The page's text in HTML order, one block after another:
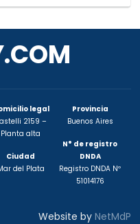
legal
2159 –
Planta alta
Ciudad
del Plata
Provincia
Buenos Aires
N° de registro
DNDA
Registro DNDA Nº
51014176
Website by NetMdP